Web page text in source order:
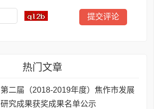
热门文章
第二届（2018-2019年度）焦作市发展
研究成果获奖成果名单公示